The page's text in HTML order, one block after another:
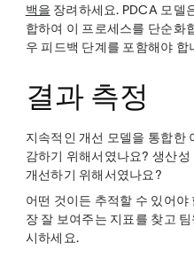
백을 장려하세요. PDCA 모델
합하여 이 프로세스를 단순화
우 피드백 단계를 포함해야 합
결과 측정
지속적인 개선 모델을 통합한
감하기 위해서였나요? 생산
개선하기 위해서였나요?
어떤 것이든 추적할 수 있어
장 잘 보여주는 지표를 찾고
시하세요.